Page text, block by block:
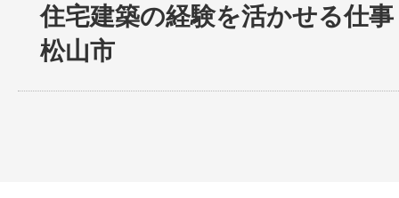
住宅建築の経験を活かせる仕
松山市